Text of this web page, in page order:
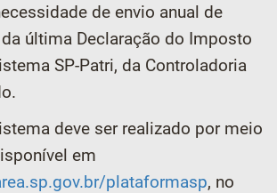
de envio anual de
última Declaração do Imposto
SP-Patri, da Controladoria
deve ser realizado por meio
em
plataformasp, no